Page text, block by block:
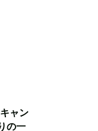
ャン
の一